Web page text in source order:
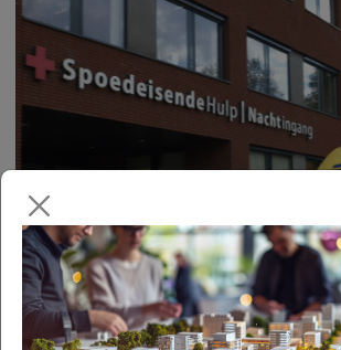
Ruimtelijke impact van
maatschappelijke
voorzieningen